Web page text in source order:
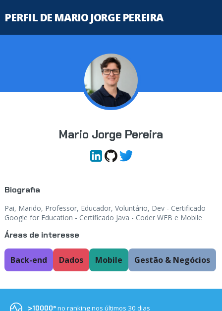
PERFIL DE MARIO JORGE PEREIRA
Mario Jorge Pereira
Biografia
Pai, Marido, Professor, Educador, Voluntário, Dev - Certificado
Google for Education - Certificado Java - Coder WEB e Mobile
Áreas de interesse
Back-end Dados Mobile Gestão & Negócios
>10000ºno ranking nos últimos 30 dias